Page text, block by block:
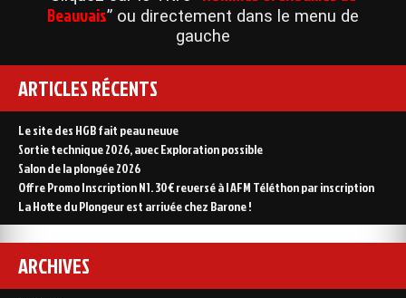
Beauvais” ou directement dans le menu de
gauche
ARTICLES RÉCENTS
Le site des HGB fait peau neuve
Sortie technique 2026, avec Exploration possible
Salon de la plongée 2026
Offre Promo Inscription N1. 30€ reversé à l AFM Téléthon par inscription
La Hotte du Plongeur est arrivée chez Barone !
ARCHIVES